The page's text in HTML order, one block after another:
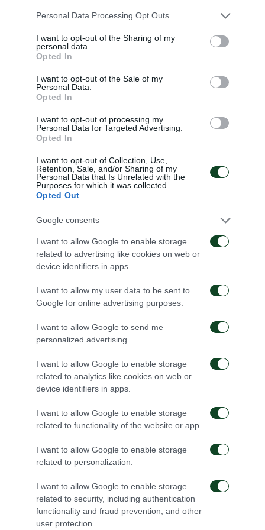
Please note that this website/app uses one or more Google
not limited to your visit or usage behaviour. You may click to
grant or deny consent to Google and its third-party tags to
use your data for below specified purposes in below Google
consent section.
Personal Data Processing Opt Outs
I want to opt-out of the Sharing of my
personal data.
Opted In
I want to opt-out of the Sale of my
Personal Data.
Opted In
I want to opt-out of processing my
Personal Data for Targeted Advertising.
Opted In
I want to opt-out of Collection, Use,
Retention, Sale, and/or Sharing of my
Personal Data that Is Unrelated with the
Purposes for which it was collected.
Opted Out
Google consents
I want to allow Google to enable storage
related to advertising like cookies on web or
device identifiers in apps.
I want to allow my user data to be sent to
Google for online advertising purposes.
I want to allow Google to send me
personalized advertising.
I want to allow Google to enable storage
related to analytics like cookies on web or
device identifiers in apps.
I want to allow Google to enable storage
related to functionality of the website or app.
I want to allow Google to enable storage
related to personalization.
I want to allow Google to enable storage
related to security, including authentication
functionality and fraud prevention, and other
user protection.
παγίδες και σκαμπανεβάσματα είτε στις ευρωπαϊκές
είτε στις εγχώριες διοργανώσεις. Βεβαίως, όπως
ξέρετε, τα πάντα εξαρτώνται από την πολλή και
σκληρή δουλειά που πρέπει να γίνει. Θα έλεγα ότι οι
ποδοσφαιριστές που αγωνίζονται σε έναν μεγάλο
είναι προετοιμασμένοι, και είναι προετοιμασμένοι να
στις ευρωπαϊκές διοργανώσεις. Όλοι οι παίκτες
λοιπόν οφείλουν και είναι προετοιμασμένοι για κάτι
τέτοιο. Βεβαίως, τα πράγματα έχουν αλλάξει διότι
πέρσι δεν ήμασταν στην Ευρώπη, ενώ φέτος θα
είμαστε, άρα πρέπει να γίνουν κάποιες αλλαγές. Γιατί
το ποδόσφαιρο αλλάζει, τα πράγματα αλλάζουν και
χρειάζονται αλλαγές τόσο για το παρόν, όσο και για
αλλαγή να τη δούμε θετικά. Δεν θα ήταν σωστό να
Μάλαγα, άρα εκεί σταματάνε όλα• κάθε άλλο.
Υπάρχει συνέχεια, υπάρχουν καινούργιες
προοπτικές, τα πράγματα στο ποδόσφαιρο
αλλάζουν και ακριβώς έτσι και ο Παναθηναϊκός σαν
μεγάλος Σύλλογος που είναι πρέπει να αλλάξει και
να προσαρμοστεί στα νέα δεδομένα.
Δύο νίκες σε ισάριθμους αγώνες πέτυχε πέρσι ο
Παναθηναϊκός απέναντι στον ΠΑΣ Γιάννινα. Τι
παιχνίδι περιμένετε φέτος;